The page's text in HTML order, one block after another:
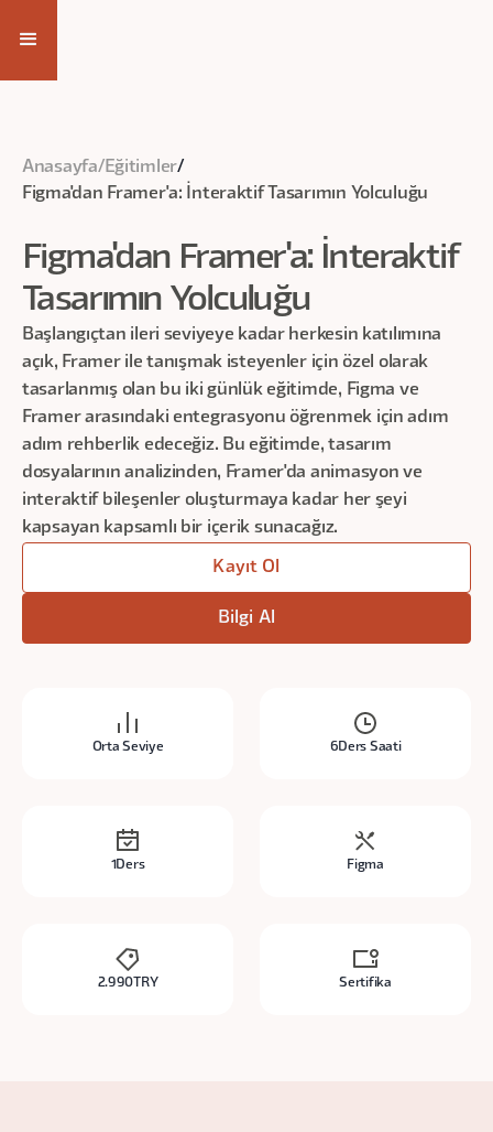
Anasayfa/ Eğitimler/
Figma'dan Framer'a: İnteraktif Tasarımın Yolculuğu
Figma'dan Framer'a: İnteraktif
Tasarımın Yolculuğu
Başlangıçtan ileri seviyeye kadar herkesin katılımına
açık, Framer ile tanışmak isteyenler için özel olarak
tasarlanmış olan bu iki günlük eğitimde, Figma ve
Framer arasındaki entegrasyonu öğrenmek için adım
adım rehberlik edeceğiz. Bu eğitimde, tasarım
dosyalarının analizinden, Framer'da animasyon ve
interaktif bileşenler oluşturmaya kadar her şeyi
kapsayan kapsamlı bir içerik sunacağız.
Kayıt Ol
Bilgi Al
Orta Seviye 6Ders Saati
1 Ders Figma
2.990TRY Sertifika